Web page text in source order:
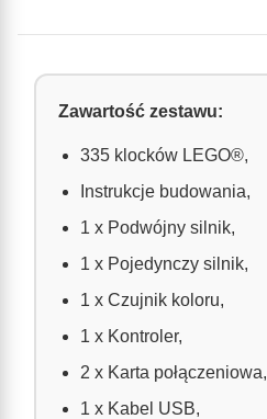
Zawartość zestawu:
335 klocków LEGO®,
Instrukcje budowania,
1 x Podwójny silnik,
1 x Pojedynczy silnik,
1 x Czujnik koloru,
1 x Kontroler,
2 x Karta połączeniowa,
1 x Kabel USB,